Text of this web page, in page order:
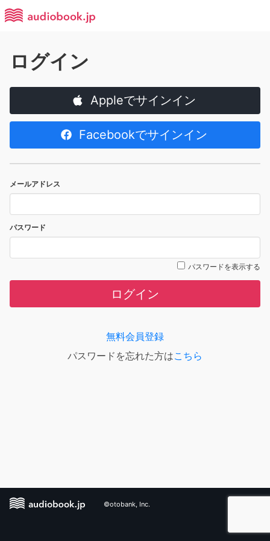
ログイン
Appleでサインイン
Facebookでサインイン
メールアドレス
パスワード
パスワードを表示する
ログイン
無料会員登録
パスワードを忘れた方はこちら
©otobank, Inc.